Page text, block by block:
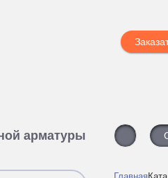
арматуры